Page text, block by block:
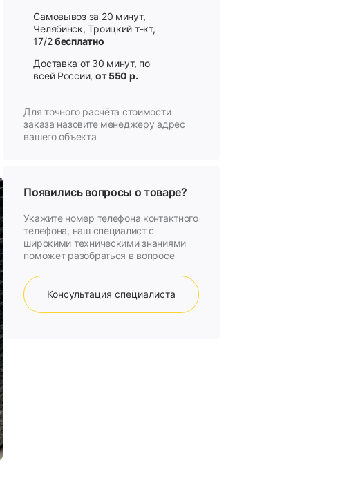
Самовывоз за 20 минут,
Челябинск, Троицкий т-кт,
17/2бесплатно
Доставка от 30 минут, по
всей России, от 550 р.
Для точного расчёта стоимости
заказа назовите менеджеру адрес
вашего объекта
Появились вопросы о товаре?
Укажите номер телефона контактного
телефона, наш специалист с
широкими техническими знаниями
поможет разобраться в вопросе
Консультация специалиста